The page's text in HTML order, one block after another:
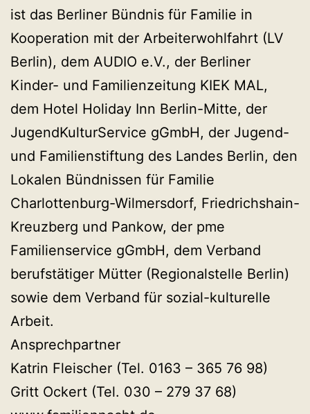
ist das Berliner Bündnis für Familie in
Kooperation mit der Arbeiterwohlfahrt (LV
Berlin), dem AUDIO e.V., der Berliner
Kinder- und Familienzeitung KIEK MAL,
dem Hotel Holiday Inn Berlin-Mitte, der
JugendKulturService gGmbH, der Jugend-
und Familienstiftung des Landes Berlin, den
Lokalen Bündnissen für Familie
Charlottenburg-Wilmersdorf, Friedrichshain-
Kreuzberg und Pankow, der pme
Familienservice gGmbH, dem Verband
berufstätiger Mütter (Regionalstelle Berlin)
sowie dem Verband für sozial-kulturelle
Arbeit.
Ansprechpartner
Katrin Fleischer (Tel. 0163 – 365 76 98)
Gritt Ockert (Tel. 030 – 279 37 68)